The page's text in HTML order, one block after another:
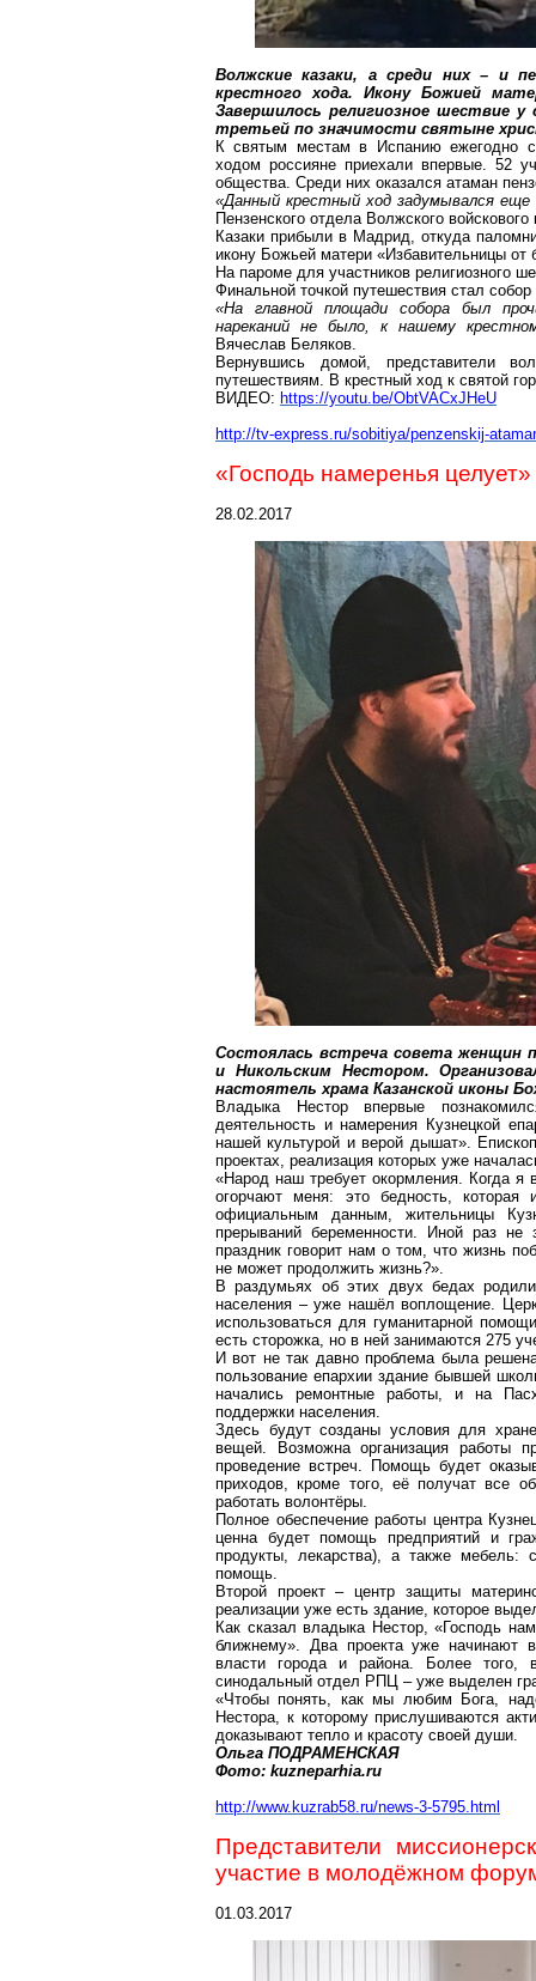
Волжские казаки, а среди них – и
крестного хода. Икону Божией
Завершилось религиозное шествие
третьей по значимости святыне
К святым местам в Испанию ежегодно
ходом россияне приехали впервые. 52
общества. Среди них оказался атаман
«Данный крестный ход задумывался
Пензенского отдела Волжского
Казаки прибыли в Мадрид, откуда
икону Божьей матери «Избавительницы
На пароме для участников религиозного
Финальной точкой путешествия стал
«На главной площади собора был
нареканий не было, к нашему
Вячеслав Беляков.
Вернувшись домой, представители
путешествиям. В крестный ход к святой
ВИДЕО: https://youtu.be/ObtVACxJHeU
http://tv-express.ru/sobitiya/penzenskij-
«Господь намеренья целует»
28.02.2017
Состоялась встреча совета женщин
и Никольским Нестором.
настоятель храма Казанской иконы
Владыка Нестор впервые
деятельность и намерения Кузнецкой
нашей культурой и верой дышат».
проектах, реализация которых уже
«Народ наш требует окормления. Когда я
огорчают меня: это бедность,
официальным данным, жительницы
прерываний беременности. Иной раз
праздник говорит нам о том, что жизнь
не может продолжить жизнь?».
В раздумьях об этих двух бедах
населения – уже нашёл воплощение.
использоваться для гуманитарной
есть сторожка, но в ней занимаются 275
И вот не так давно проблема была
пользование епархии здание бывшей
начались ремонтные работы, и на
поддержки населения.
Здесь будут созданы условия для
вещей. Возможна организация работы
проведение встреч. Помощь будет
приходов, кроме того, её получат все
работать волонтёры.
Полное обеспечение работы центра
ценна будет помощь предприятий и
продукты, лекарства), а также мебель:
помощь.
Второй проект – центр защиты
реализации уже есть здание, которое
Как сказал владыка Нестор, «Господь
ближнему». Два проекта уже начинают
власти города и района. Более того,
синодальный отдел РПЦ – уже выделен
«Чтобы понять, как мы любим Бога,
Нестора, к которому прислушиваются
доказывают тепло и красоту своей души.
Ольга ПОДРАМЕНСКАЯ
Фото: kuzneparhia.ru
http://www.kuzrab58.ru/news-3-5795.html
Представители
участие в молодёжном
01.03.2017